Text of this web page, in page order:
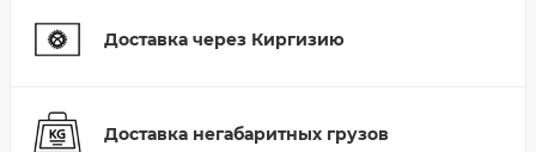
Доставка через Киргизию
Доставка негабаритных грузов